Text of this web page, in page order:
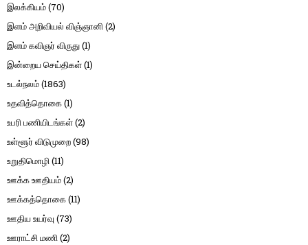
இலக்கியம்(70)
இளம் அறிவியல் விஞ்ஞானி(2)
இளம் கவிஞர் விருது(1)
இன்றைய செய்திகள்(1)
உடல்நலம்(1863)
உதவித்தொகை(1)
உபரி பணியிடங்கள்(2)
உள்ளூர் விடுமுறை(98)
உறுதிமொழி(11)
ஊக்க ஊதியம்(2)
ஊக்கத்தொகை(11)
ஊதிய உயர்வு (73)
ஊராட்சி மணி(2)